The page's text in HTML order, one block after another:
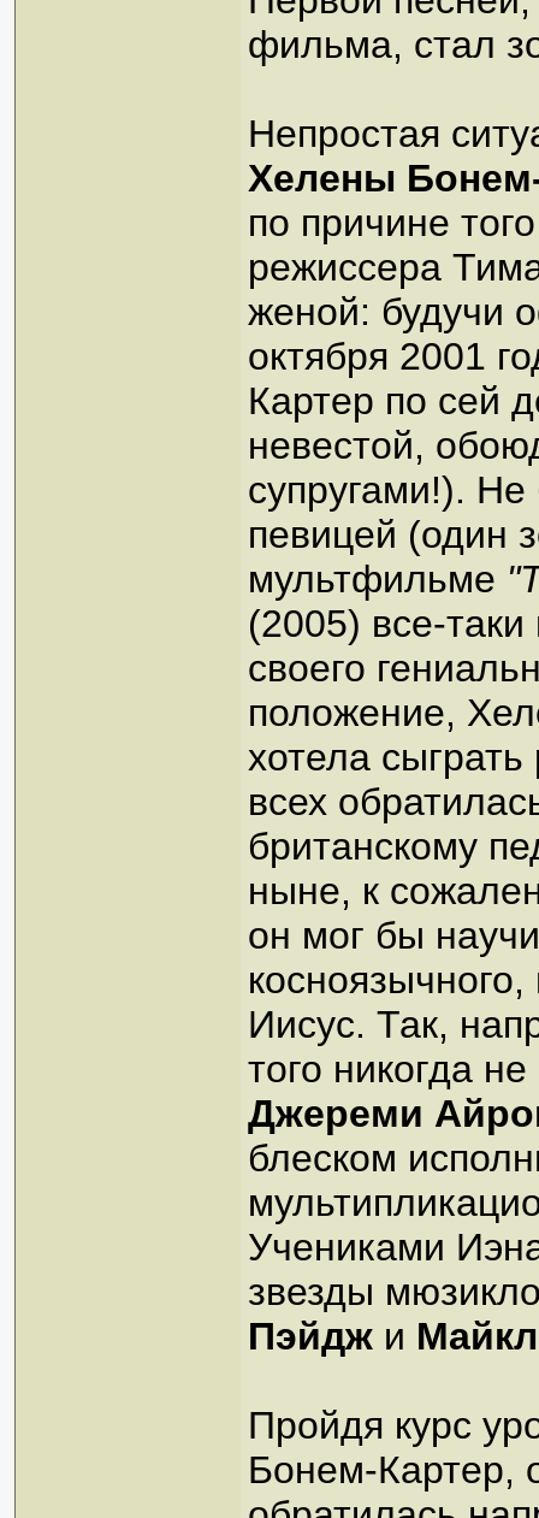
фильма, стал
Непростая
Хелены
по причине
режиссера
женой: будучи
октября 2001
Картер по сей
невестой,
супругами!).
певицей (один
мультфильме
(2005) все-
своего
положение,
хотела
всех
британскому
ныне, к
он мог бы
Иисус. Так,
того никогда
Джереми
блеском
Учениками
звезды
Пэйдж и
Пройдя курс
Бонем-Картер,